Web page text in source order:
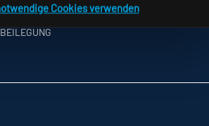
Cookies verwenden